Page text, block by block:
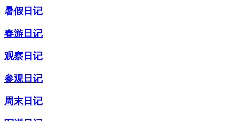
暑假日记
春游日记
观察日记
参观日记
周末日记